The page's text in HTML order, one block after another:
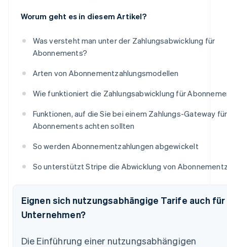
Worum geht es in diesem Artikel?
Was versteht man unter der Zahlungsabwicklung für
Abonnements?
Arten von Abonnementzahlungsmodellen
Wie funktioniert die Zahlungsabwicklung für
Funktionen, auf die Sie bei einem Zahlungs-Gateway für
Abonnements achten sollten
So werden Abonnementzahlungen abgewickelt
So unterstützt Stripe die Abwicklung von
Eignen sich nutzungsabhängige Tarife auch für
Unternehmen?
Die Einführung einer nutzungsabhängigen